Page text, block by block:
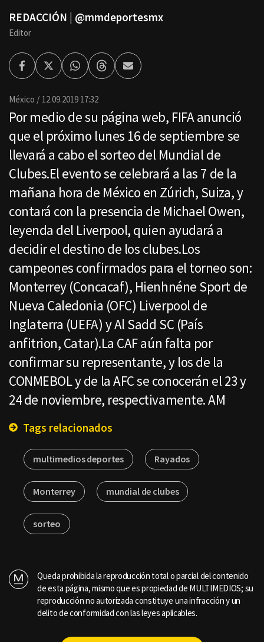
REDACCIÓN | @mmdeportesmx
Editor
FacebookTwitterWhatsappThreadsEnviar
por
México 12.09.2019 17:32
Por medio de su página web, FIFA anunció
que el próximo lunes 16 de septiembre se
llevará a cabo el sorteo del Mundial de
Clubes.El evento se celebrará a las 7 de la
mañana hora de México en Zúrich, Suiza, y
contará con la presencia de Michael Owen,
leyenda del Liverpool, quien ayudará a
decidir el destino de los clubes.Los
campeones confirmados para el torneo son:
Monterrey (Concacaf), Hienhnéne Sport de
Nueva Caledonia (OFC) Liverpool de
Inglaterra (UEFA) y Al Sadd SC (País
anfitrion, Catar).La CAF aún falta por
confirmar su representante, y los de la
CONMEBOL y de la AFC se conocerán el 23 y
24 de noviembre, respectivamente. AM
Tags relacionados
multimedios deportes Rayados
Monterrey mundial de clubes
sorteo
Queda prohibida la reproducción total o parcial del contenido
de esta página, mismo que es propiedad de MULTIMEDIOS; su
reproducción no autorizada constituye una infracción y un
delito de conformidad con las leyes aplicables.